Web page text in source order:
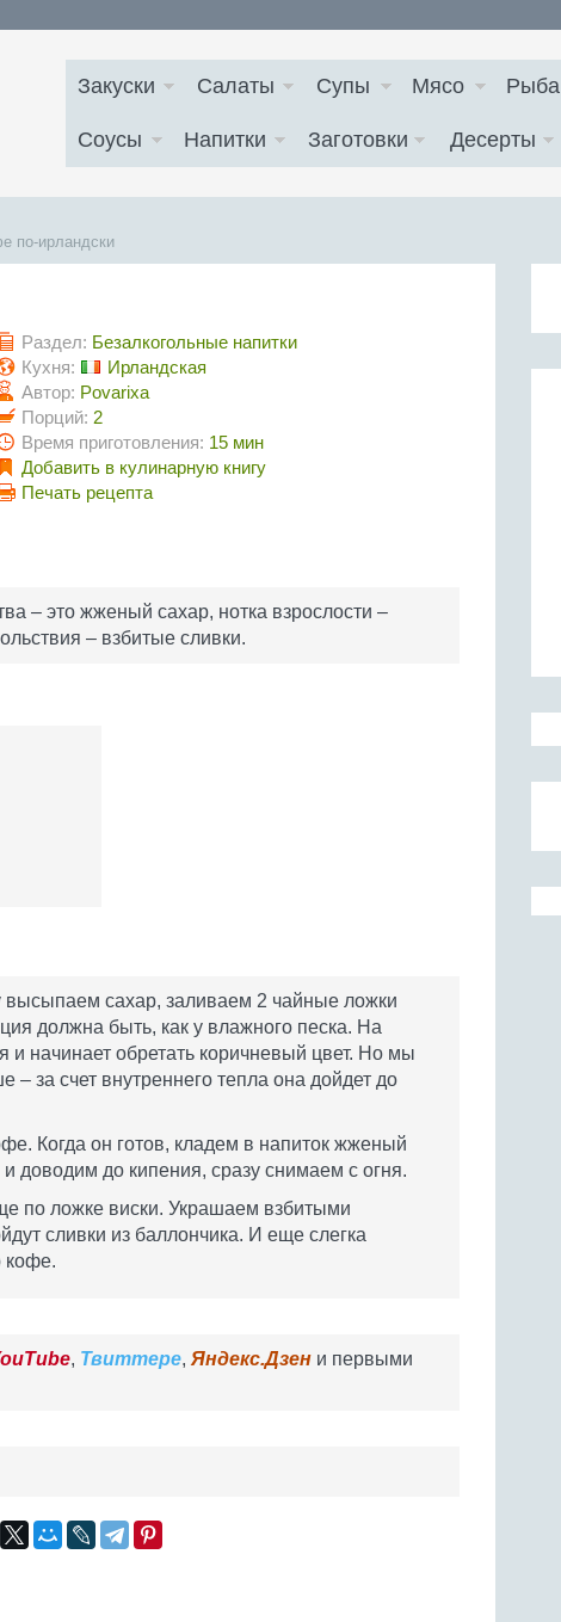
Закуски Салаты Супы Мясо Рыба
Соусы Напитки Заготовки Десерты
по-ирландски
Раздел: Безалкогольные напитки
Кухня:
Ирландская
Автор: Povarixa
Порций: 2
Время приготовления: 15 мин
Добавить в кулинарную книгу
Печать рецепта
– это жженый сахар, нотка взрослости –
– взбитые сливки.
высыпаем сахар, заливаем 2 чайные ложки
должна быть, как у влажного песка. На
и начинает обретать коричневый цвет. Но мы
– за счет внутреннего тепла она дойдет до
Когда он готов, кладем в напиток жженый
доводим до кипения, сразу снимаем с огня.
по ложке виски. Украшаем взбитыми
сливки из баллончика. И еще слегка
кофе.
, Твиттере, Яндекс.Дзен и первыми